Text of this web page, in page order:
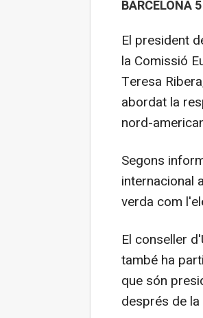
BARCELONA
El president
la Comissió
Teresa
abordat la
nord-
Segons
internacional
verda com
El conseller
també ha
que són
després de la